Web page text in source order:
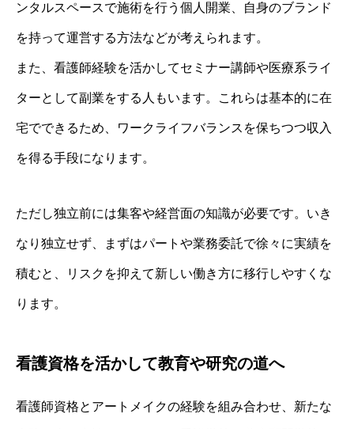
ンタルスペースで施術を行う個人開業、自身のブランド
を持って運営する方法などが考えられます。
また、看護師経験を活かしてセミナー講師や医療系ライ
ターとして副業をする人もいます。これらは基本的に在
宅でできるため、ワークライフバランスを保ちつつ収入
を得る手段になります。
ただし独立前には集客や経営面の知識が必要です。いき
なり独立せず、まずはパートや業務委託で徐々に実績を
積むと、リスクを抑えて新しい働き方に移行しやすくな
ります。
看護資格を活かして教育や研究の道へ
看護師資格とアートメイクの経験を組み合わせ、新たな